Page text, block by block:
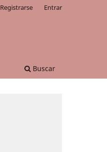
Buscar
Registrarse Entrar